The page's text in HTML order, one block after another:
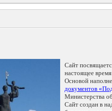
Сайт
настоящее
Основой
документов
Министерства
Сайт создан в